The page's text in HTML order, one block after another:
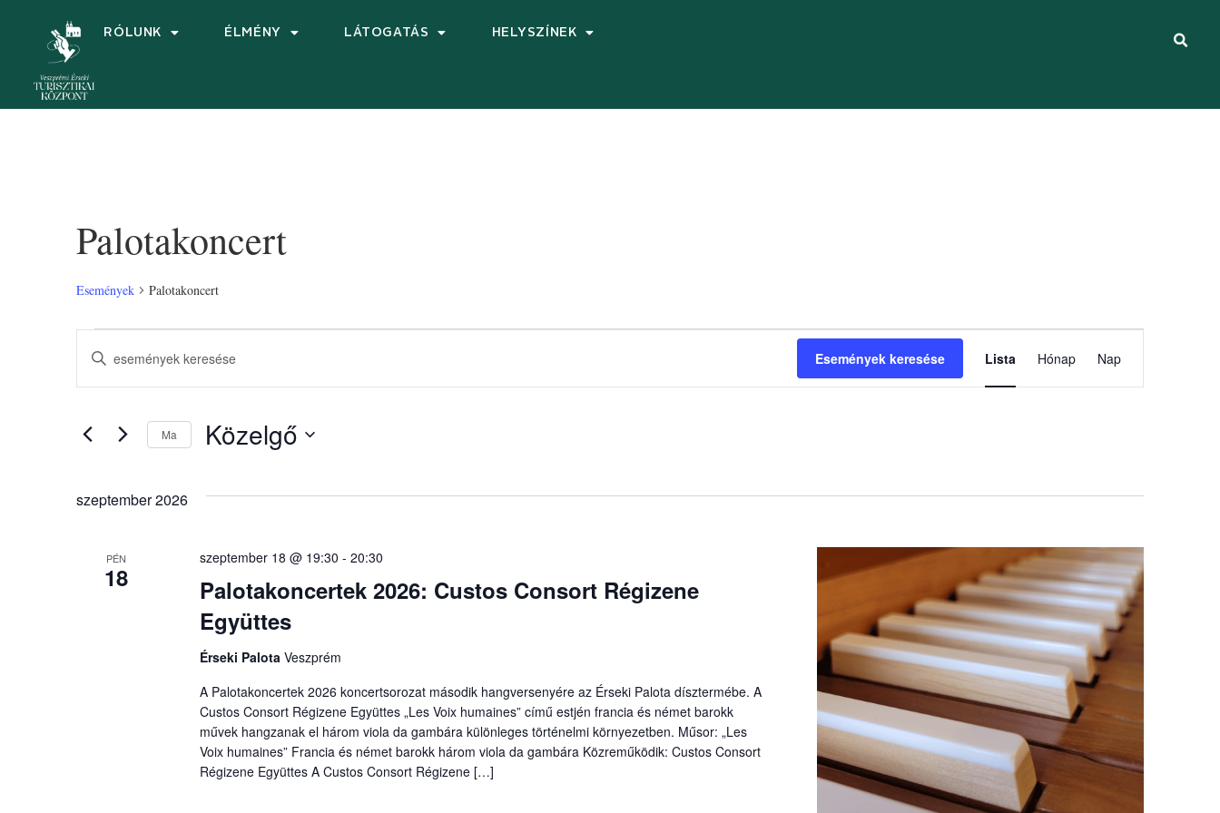
RÓLUNK ÉLMÉNY LÁTOGATÁS HELYSZÍNEK
Palotakoncert
Események Palotakoncert
Események
keresése
nézet
választás
Írja
keresőszót.
keresőszóval.
Események keresése
nézet
Lista Hónap Nap
Ma Közelgő
szeptember 2026
PÉN
18
Palotakoncertek 2026: Custos Consort Régizene
Együttes
szeptember 18 @ 19:30 - 20:30
Érseki Palota Veszprém
A Palotakoncertek 2026 koncertsorozat második hangversenyére az Érseki Palota dísztermébe. A
Custos Consort Régizene Együttes „Les Voix humaines” című estjén francia és német barokk
művek hangzanak el három viola da gambára különleges történelmi környezetben. Műsor: „Les
Voix humaines” Francia és német barokk három viola da gambára Közreműködik: Custos Consort
Régizene Együttes A Custos Consort Régizene […]